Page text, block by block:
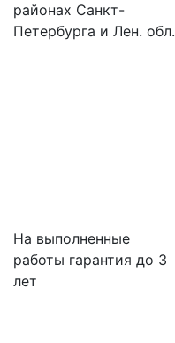
районах Санкт-
Петербурга и Лен. обл.
На выполненные
работы гарантия до 3
лет